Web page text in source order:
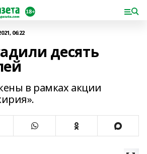
06:22
десять
в рамках акции